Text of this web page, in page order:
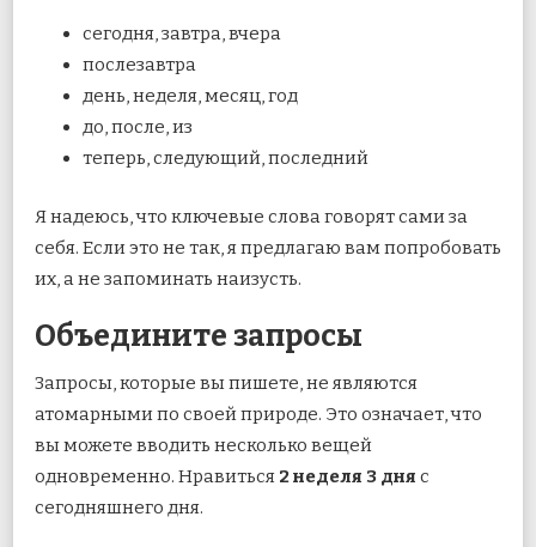
сегодня, завтра, вчера
послезавтра
день, неделя, месяц, год
до, после, из
теперь, следующий, последний
Я надеюсь, что ключевые слова говорят сами за
себя. Если это не так, я предлагаю вам попробовать
их, а не запоминать наизусть.
Объедините запросы
Запросы, которые вы пишете, не являются
атомарными по своей природе. Это означает, что
вы можете вводить несколько вещей
одновременно. Нравиться 2 неделя 3 дня с
сегодняшнего дня.